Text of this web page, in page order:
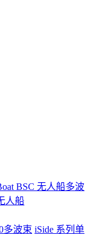
BSC 无人船多波
人船
多波束 iSide 系列单